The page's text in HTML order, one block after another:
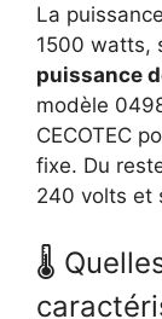
La
1500 watts,
puissance
modèle
CECOTEC
fixe. Du
240 volts et
🌡